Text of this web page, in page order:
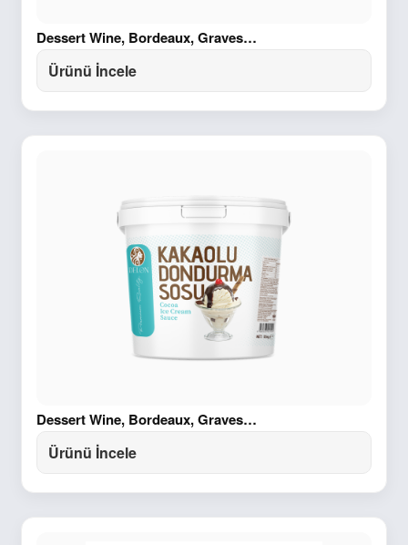
Dessert Wine, Bordeaux, Graves…
Ürünü İncele
Dessert Wine, Bordeaux, Graves…
Ürünü İncele